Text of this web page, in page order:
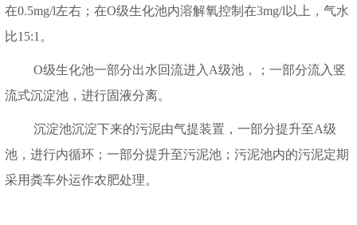
在0.5mg/l左右；在O级生化池内溶解氧控制在3mg/l 以上，气水
比15:1 。
O级生化池一部分出水回流进入 A级池，；一部分流入竖
流式沉淀池，进行固液分离。
沉淀池沉淀下来的污泥由气提装置，一部分提升至A级
池，进行内循环；一部分提升至污泥池；污泥池内的污泥定期
采用粪车外运作农肥处理。